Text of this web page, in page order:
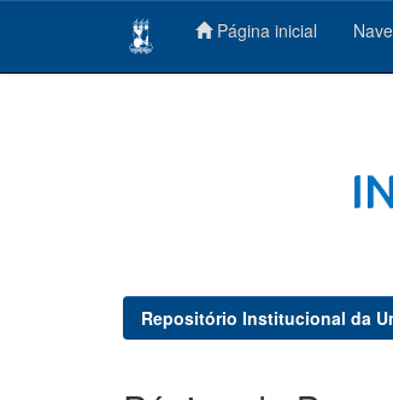
Página inicial
Repositório Institucional da